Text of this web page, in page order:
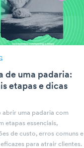
de uma padaria:
etapas e dicas
abrir uma padaria com
etapas essenciais,
de custo, erros comuns e
para atrair clientes.